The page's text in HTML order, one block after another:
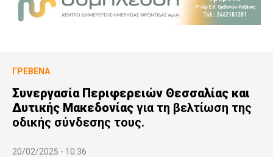
ΓΡΕΒΕΝΆ
Συνεργασία Περιφερειών Θεσσαλίας και
Δυτικής Μακεδονίας για τη βελτίωση της
οδικής σύνδεσης τους.
20/02/2025 - 10:36